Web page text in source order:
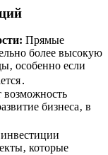
Прямые
более высокую
особенно если
возможность
бизнеса‚ в
которые